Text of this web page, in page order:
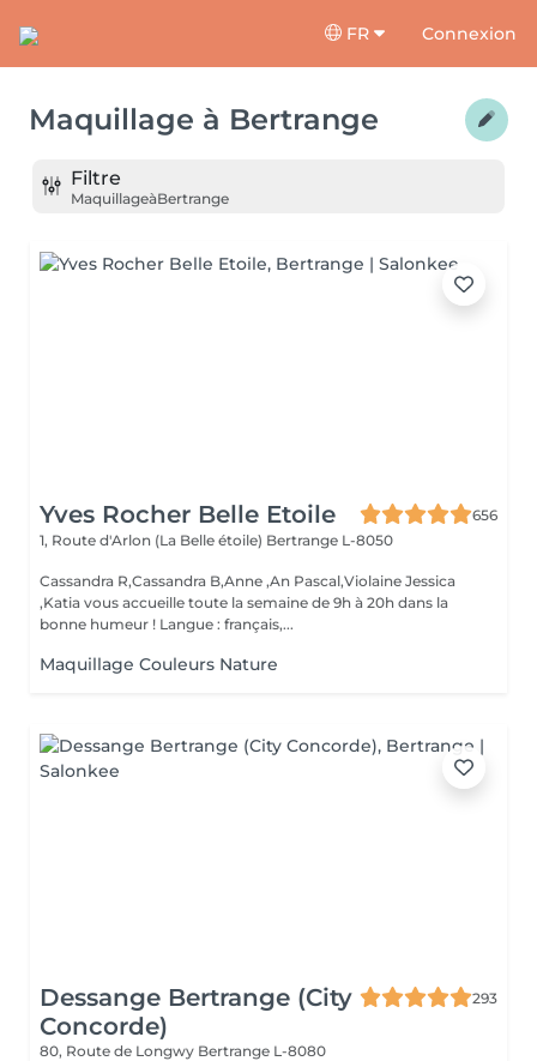
FR Connexion
Maquillage à Bertrange
Filtre
MaquillageàBertrange
Yves Rocher Belle Etoile
656
1, Route d'Arlon (La Belle étoile) Bertrange L-8050
Cassandra R,Cassandra B,Anne ,An Pascal,Violaine Jessica
,Katia vous accueille toute la semaine de 9h à 20h dans la
bonne humeur ! Langue : français,...
Maquillage Couleurs Nature
Dessange Bertrange (City
Concorde)
293
80, Route de Longwy Bertrange L-8080